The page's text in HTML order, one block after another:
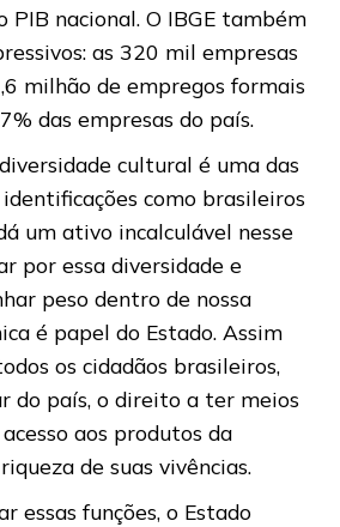
PIB nacional. O IBGE também
as 320 mil empresas
milhão de empregos formais
das empresas do país.
cultural é uma das
como brasileiros
um ativo incalculável nesse
por essa diversidade e
peso dentro de nossa
é papel do Estado. Assim
os cidadãos brasileiros,
do país, o direito a ter meios
aos produtos da
de suas vivências.
essas funções, o Estado